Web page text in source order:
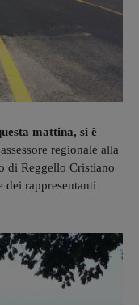
mattina, si è
regionale alla
di Reggello Cristiano
rappresentanti